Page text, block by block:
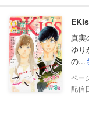
真実
ゆり
の...
配信